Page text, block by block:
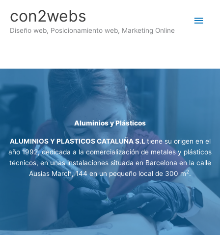
contenido
con2webs
Diseño web, Posicionamiento web, Marketing Online
Aluminios y Plásticos
ALUMINIOS Y PLASTICOS CATALUÑA S.Ltiene su origen en el
año 1992, dedicada a la comercialización de metales y plásticos
técnicos, en unas instalaciones situada en Barcelona en la calle
Ausias March, 144 en un pequeño local de 300 m2.